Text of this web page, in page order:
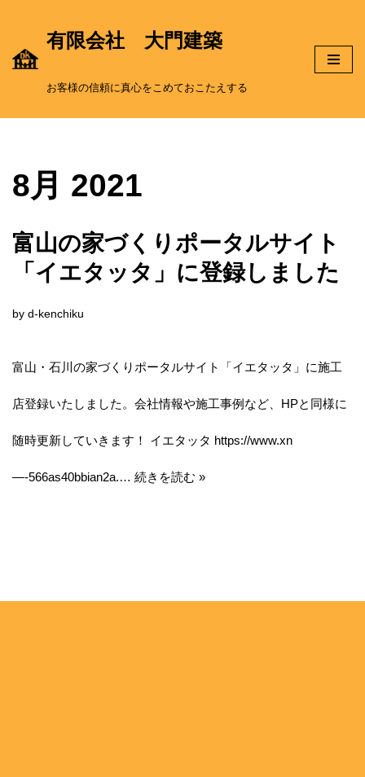
コ
ツ
へ
キ
有限会社 大門建築
お客様の信頼に真心をこめておこたえする
8月 2021
富山の家づくりポータルサイト
「イエタッタ」に登録しました
by d-kenchiku
富山・石川の家づくりポータルサイト「イエタッタ」に施工
店登録いたしました。会社情報や施工事例など、HPと同様に
随時更新していきます！ イエタッタ https://www.xn
—-566as40bbian2a.… 続きを読む »